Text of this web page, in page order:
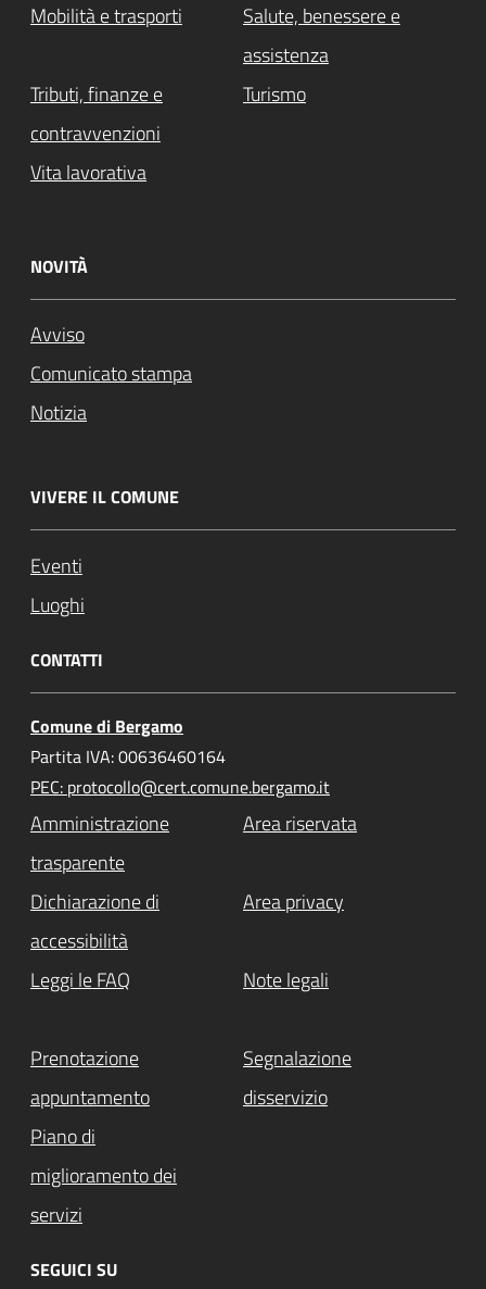
Mobilità e trasporti
Salute, benessere e
assistenza
Tributi, finanze e
contravvenzioni
Turismo
Vita lavorativa
NOVITÀ
Avviso
Comunicato stampa
Notizia
VIVERE IL COMUNE
Eventi
Luoghi
CONTATTI
Comune di Bergamo
Partita IVA: 00636460164
PEC: protocollo@cert.comune.bergamo.it
Amministrazione
trasparente
Area riservata
Dichiarazione di
accessibilità
Area privacy
Leggi le FAQ Note legali
Prenotazione
appuntamento
Segnalazione
disservizio
Piano di
miglioramento dei
servizi
SEGUICI SU